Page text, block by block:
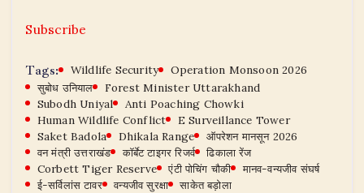
Subscribe
Tags: Wildlife Security
Operation Monsoon 2026
सुबोध उनियाल
Forest Minister Uttarakhand
Subodh Uniyal
Anti Poaching Chowki
Human Wildlife Conflict
E Surveillance Tower
Saket Badola
Dhikala Range
ऑपरेशन मानसून 2026
वन मंत्री उत्तराखंड
कॉर्बेट टाइगर रिजर्व
ढिकाला रेंज
Corbett Tiger Reserve
एंटी पोचिंग चौकी
मानव-वन्यजीव संघर्ष
ई-सर्विलांस टावर
वन्यजीव सुरक्षा साकेत बड़ोला